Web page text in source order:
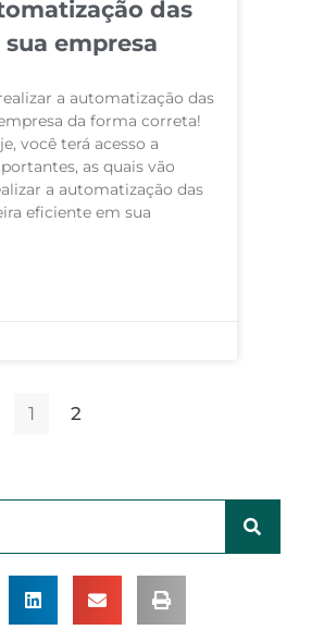
das
empresa
a automatização das
da forma correta!
você terá acesso a
as quais vão
a automatização das
eficiente em sua
1 2